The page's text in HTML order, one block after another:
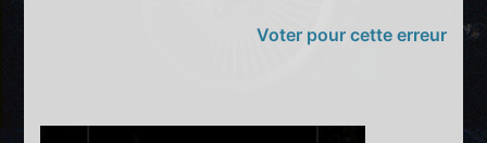
Voter pour cette erreur